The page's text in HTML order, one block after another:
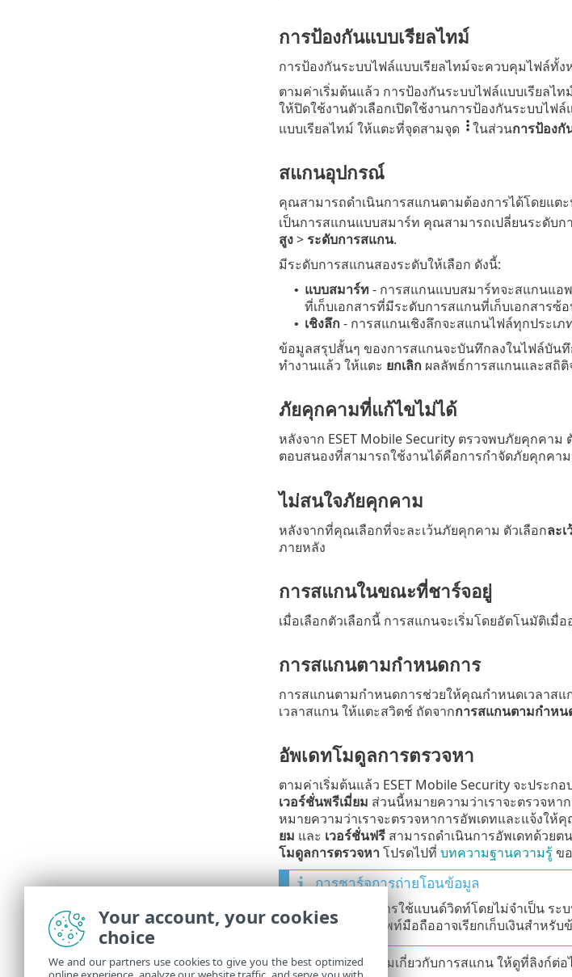
การป้องกันแบบเรียลไทม์
การป้องกันระบบไฟล์แบบเรียลไทม์จะควบคุมไฟล์ทั้ง
ตามค่าเริ่มต้นแล้ว การป้องกันระบบไฟล์แบบเรียลไ
ให้ปิดใช้งานตัวเลือกเปิดใช้งานการป้องกันระบบไฟ
แบบเรียลไทม์ ให้แตะที่จุดสามจุด
ในส่วนการป้องกั
สแกนอุปกรณ์
คุณสามารถดำเนินการสแกนตามต้องการได้โดยแต
เป็นการสแกนแบบสมาร์ท คุณสามารถเปลี่ยนระดับก
สูง> ระดับการสแกน.
มีระดับการสแกนสองระดับให้เลือก ดังนี้:
• แบบสมาร์ท- การสแกนแบบสมาร์ทจะสแกนแอพ
ที่เก็บเอกสารที่มีระดับการสแกนที่เก็บเอกสารซ้
• เชิงลึก - การสแกนเชิงลึกจะสแกนไฟล์ทุกประเ
ข้อมูลสรุปสั้นๆ ของการสแกนจะบันทึกลงในไฟล์บัน
ทำงานแล้ว ให้แตะ ยกเลิก ผลลัพธ์การสแกนและสถิ
ภัยคุกคามที่แก้ไขไม่ได้
หลังจาก ESET Mobile Security ตรวจพบภัยคุกคา
ตอบสนองที่สามารถใช้งานได้คือการกำจัดภัยคุกคา
ไม่สนใจภัยคุกคาม
หลังจากที่คุณเลือกที่จะละเว้นภัยคุกคาม ตัวเลือกละ
ภายหลัง
การสแกนในขณะที่ชาร์จอยู่
เมื่อเลือกตัวเลือกนี้ การสแกนจะเริ่มโดยอัตโนมัติเ
การสแกนตามกำหนดการ
การสแกนตามกำหนดการช่วยให้คุณกำหนดเวลาส
เวลาสแกน ให้แตะสวิตช์ ถัดจากการสแกนตามกำหน
อัพเดทโมดูลการตรวจหา
ตามค่าเริ่มต้นแล้ว ESET Mobile Security จะประก
เวอร์ชั่นพรีเมี่ยม ส่วนนี้หมายความว่าเราจะตรวจห
หมายความว่าเราจะตรวจหาการอัพเดทและแจ้งให้
ยม และ เวอร์ชั่นฟรีสามารถดำเนินการอัพเดทด้วยต
โมดูลการตรวจหาโปรดไปที่ บทความฐานความรู้ขอ
การชาร์จการถ่ายโอนข้อมูล
เพื่อป้องกันการใช้แบนด์วิดท์โดยไม่จำเป็น ระ
บริการโทรศัพท์มือถืออาจเรียกเก็บเงินสำหรั
สำหรับข้อมูลเพิ่มเติมเกี่ยวกับการสแกน ให้ดูที่ลิงก์ต่อ
Your account, your cookies
choice
We and our partners use cookies to give you the best optimized